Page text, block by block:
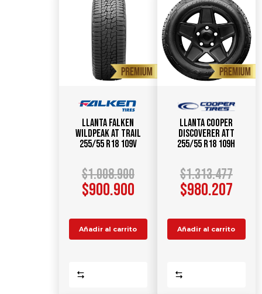
Llanta FALKEN
WildPeak AT TRAIL
255/55 R18 109V
$1.008.900
$900.900
Añadir al carrito
Llanta COOPER
Discoverer ATT
255/55 R18 109H
$1.313.477
$980.207
Añadir al carrito